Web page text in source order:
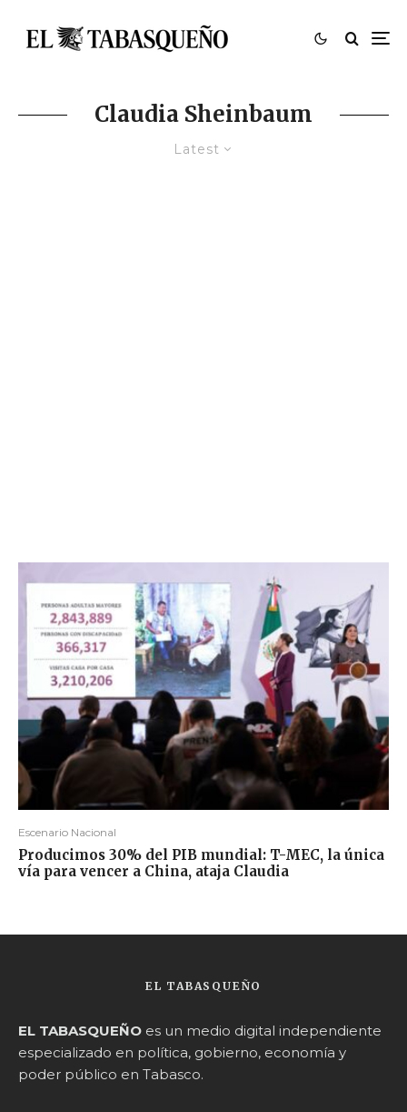
Claudia Sheinbaum
Latest
Escenario Nacional
Producimos 30% del PIB mundial: T-MEC, la única
vía para vencer a China, ataja Claudia
EL TABASQUEÑO
EL TABASQUEÑO es un medio digital independiente
especializado en política, gobierno, economía y
poder público en Tabasco.